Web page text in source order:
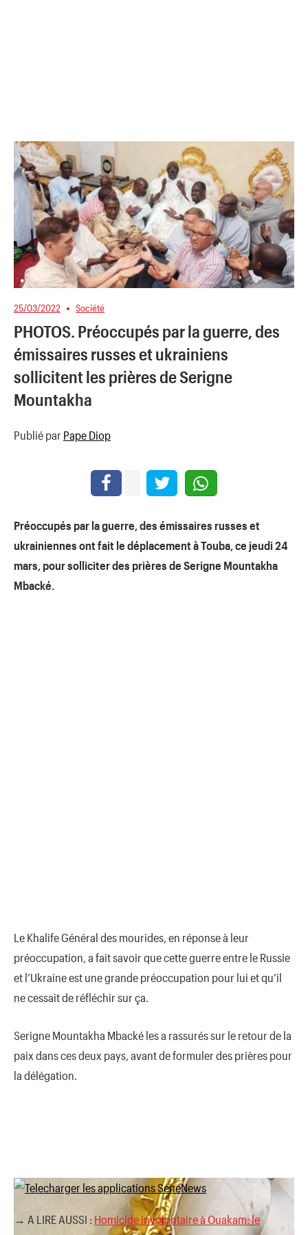
25/03/2022 Société
PHOTOS. Préoccupés par la guerre, des
émissaires russes et ukrainiens
sollicitent les prières de Serigne
Mountakha
Publié par Pape Diop
Préoccupés par la guerre, des émissaires russes et
ukrainiennes ont fait le déplacement à Touba, ce jeudi 24
mars, pour solliciter des prières de Serigne Mountakha
Mbacké.
Le Khalife Général des mourides, en réponse à leur
préoccupation, a fait savoir que cette guerre entre le Russie
et l’Ukraine est une grande préoccupation pour lui et qu’il
ne cessait de réfléchir sur ça.
Serigne Mountakha Mbacké les a rassurés sur le retour de la
paix dans ces deux pays, avant de formuler des prières pour
la délégation.
→ A LIRE AUSSI : Homicide involontaire à Ouakam: le